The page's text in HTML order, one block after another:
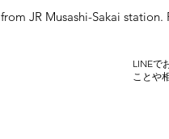
from JR Musashi-Sakai
LINEで
ことや